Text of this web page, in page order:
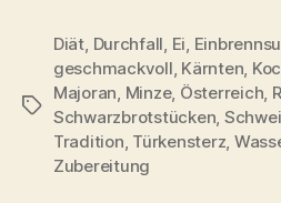
Schlagwörter
Diät, Durchfall, Ei,
geschmackvoll, Kärnten,
Majoran, Minze, Österreich,
Schwarzbrotstücken,
Tradition, Türkensterz,
Zubereitung